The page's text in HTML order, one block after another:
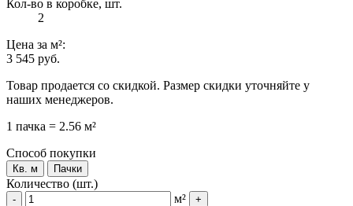
Кол-во в коробке, шт.
2
Цена за м²:
3 545 руб.
Товар продается со скидкой. Размер скидки уточняйте у
наших менеджеров.
1 пачка = 2.56 м²
Способ покупки
Кв. м Пачки
Количество (шт.)
- м²
+